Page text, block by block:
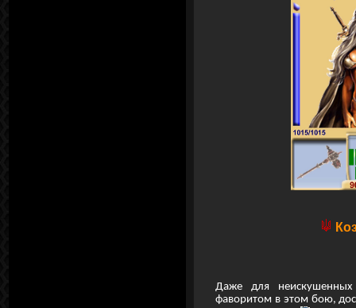
Даже для неискушенных
фаворитом в этом бою,